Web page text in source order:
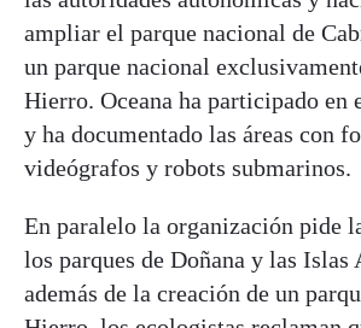
ampliar el parque nacional de
un parque nacional
Hierro. Oceana ha participado en
y ha documentado las áreas con
videógrafos y robots submarinos.
En paralelo la organización pide
los parques de Doñana y las Islas
además de la creación de un